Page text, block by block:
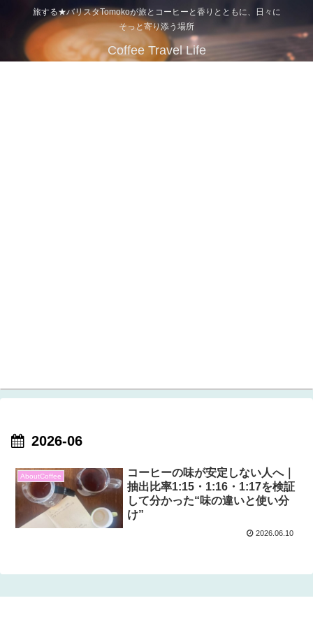
旅する★バリスタTomokoが旅とコーヒーと香りとともに、日々に
そっと寄り添う場所
Coffee Travel Life
2026-06
AboutCoffee
コーヒーの味が安定しない人へ｜
抽出比率1:15・1:16・1:17を検証
して分かった“味の違いと使い分
け”
2026.06.10